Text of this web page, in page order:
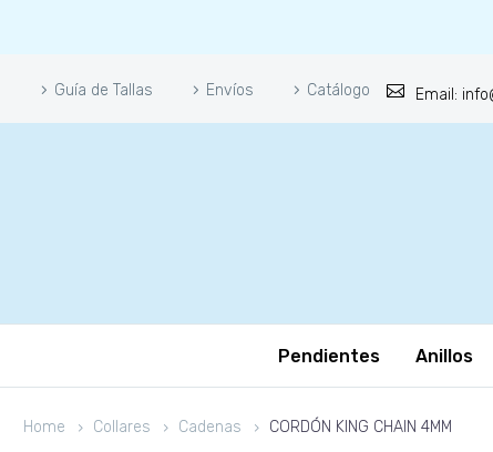
Guía de Tallas Envíos Catálogo Email:
Pendientes Anillos
Home Collares Cadenas CORDÓN KING CHAIN 4MM